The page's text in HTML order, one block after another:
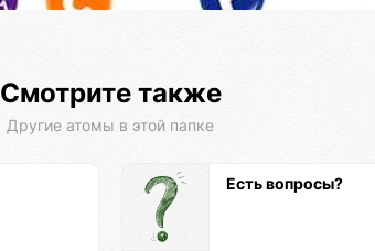
Смотрите также
Другие атомы в этой папке
Есть вопросы?